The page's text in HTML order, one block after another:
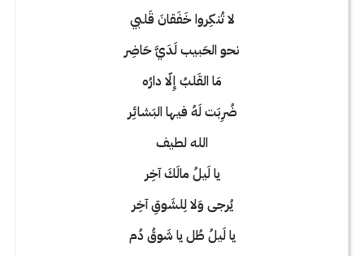
لا تُنكِروا خَفَقانَ قَلبي
نحو الحَبيب لَدَيَّ حَاضِر
مَا القَلبُ إِلّا دارُه
ضُرِبَت لَهُ فيها البَشائِر
الله لطيف
يا لَيلُ مالَكَ آخِر
يُرجى وَلا لِلشَوقِ آخِر
يا لَيلُ طُل يا شَوقُ دُم